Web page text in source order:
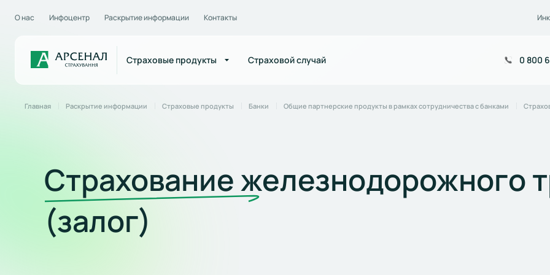
О нас Инфоцентр Раскрытие информации Контакты
Страховые продукты Страховой случай 0 800
Главная Раскрытие информации Страховые продукты Банки Общие партнерские продукты в рамках сотрудничества с банками
Страхование железнодорожного
(залог)